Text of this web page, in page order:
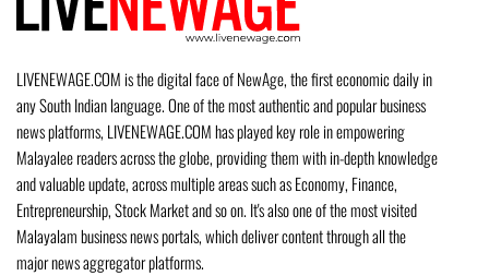
LIVENEWAGE.COM is the digital face of NewAge, the first economic daily in
any South Indian language. One of the most authentic and popular business
news platforms, LIVENEWAGE.COM has played key role in empowering
Malayalee readers across the globe, providing them with in-depth knowledge
and valuable update, across multiple areas such as Economy, Finance,
Entrepreneurship, Stock Market and so on. It's also one of the most visited
Malayalam business news portals, which deliver content through all the
major news aggregator platforms.